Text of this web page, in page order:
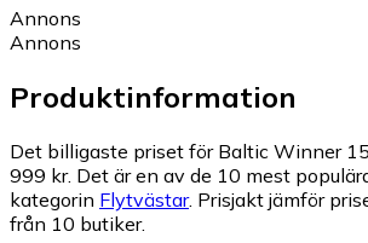
Annons
Annons
Produktinformation
Det billigaste priset för Baltic Winner
999 kr. Det är en av de 10 mest
kategorin Flytvästar. Prisjakt jämför
från 10 butiker.